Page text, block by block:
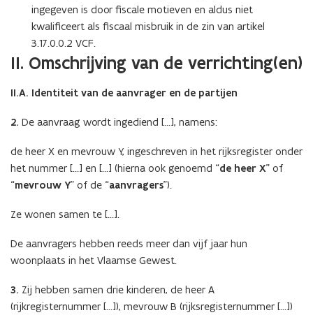
ingegeven is door fiscale motieven en aldus niet
kwalificeert als fiscaal misbruik in de zin van artikel
3.17.0.0.2 VCF.
II. Omschrijving van de verrichting(en)
II.A. Identiteit van de aanvrager en de partijen
2. De aanvraag wordt ingediend […], namens:
de heer X en mevrouw Y, ingeschreven in het rijksregister onder
het nummer […] en […] (hierna ook genoemd “de heer X” of
“mevrouw Y” of de “aanvragers”).
Ze wonen samen te […].
De aanvragers hebben reeds meer dan vijf jaar hun
woonplaats in het Vlaamse Gewest.
3. Zij hebben samen drie kinderen, de heer A
(rijkregisternummer […]), mevrouw B (rijksregisternummer […])